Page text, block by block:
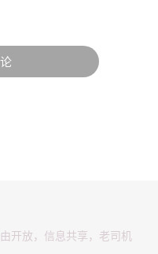
开放，信息共享，老司机